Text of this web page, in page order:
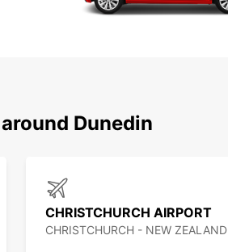
Dunedin
CHRISTCHURCH AIRPORT
CHRISTCHURCH - NEW ZEALAND